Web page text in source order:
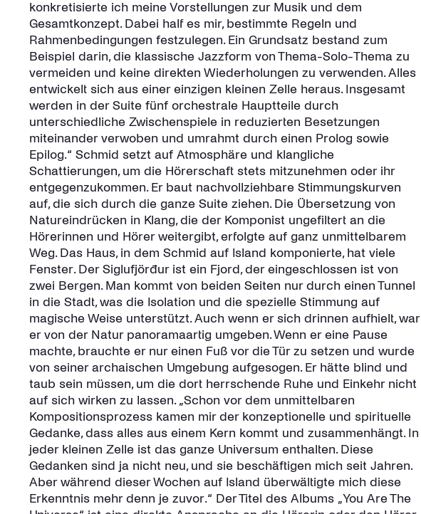
konkretisierte ich meine Vorstellungen zur Musik und dem
Gesamtkonzept. Dabei half es mir, bestimmte Regeln und
Rahmenbedingungen festzulegen. Ein Grundsatz bestand zum
Beispiel darin, die klassische Jazzform von Thema-Solo-Thema zu
vermeiden und keine direkten Wiederholungen zu verwenden. Alles
entwickelt sich aus einer einzigen kleinen Zelle heraus. Insgesamt
werden in der Suite fünf orchestrale Hauptteile durch
unterschiedliche Zwischenspiele in reduzierten Besetzungen
miteinander verwoben und umrahmt durch einen Prolog sowie
Epilog.“ Schmid setzt auf Atmosphäre und klangliche
Schattierungen, um die Hörerschaft stets mitzunehmen oder ihr
entgegenzukommen. Er baut nachvollziehbare Stimmungskurven
auf, die sich durch die ganze Suite ziehen. Die Übersetzung von
Natureindrücken in Klang, die der Komponist ungefiltert an die
Hörerinnen und Hörer weitergibt, erfolgte auf ganz unmittelbarem
Weg. Das Haus, in dem Schmid auf Island komponierte, hat viele
Fenster. Der Siglufjörður ist ein Fjord, der eingeschlossen ist von
zwei Bergen. Man kommt von beiden Seiten nur durch einen Tunnel
in die Stadt, was die Isolation und die spezielle Stimmung auf
magische Weise unterstützt. Auch wenn er sich drinnen aufhielt, war
er von der Natur panoramaartig umgeben. Wenn er eine Pause
machte, brauchte er nur einen Fuß vor die Tür zu setzen und wurde
von seiner archaischen Umgebung aufgesogen. Er hätte blind und
taub sein müssen, um die dort herrschende Ruhe und Einkehr nicht
auf sich wirken zu lassen. „Schon vor dem unmittelbaren
Kompositionsprozess kamen mir der konzeptionelle und spirituelle
Gedanke, dass alles aus einem Kern kommt und zusammenhängt. In
jeder kleinen Zelle ist das ganze Universum enthalten. Diese
Gedanken sind ja nicht neu, und sie beschäftigen mich seit Jahren.
Aber während dieser Wochen auf Island überwältigte mich diese
Erkenntnis mehr denn je zuvor.“ Der Titel des Albums „You Are The